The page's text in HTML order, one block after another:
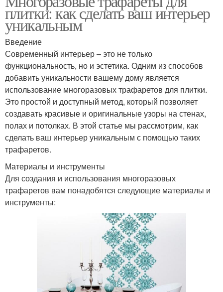
плитки: как сделать ваш интерьер
уникальным
Введение
Современный интерьер – это не только
функциональность, но и эстетика. Одним из способов
добавить уникальности вашему дому является
использование многоразовых трафаретов для плитки.
Это простой и доступный метод, который позволяет
создавать красивые и оригинальные узоры на стенах,
полах и потолках. В этой статье мы рассмотрим, как
сделать ваш интерьер уникальным с помощью таких
трафаретов.
Материалы и инструменты
Для создания и использования многоразовых
трафаретов вам понадобятся следующие материалы и
инструменты: